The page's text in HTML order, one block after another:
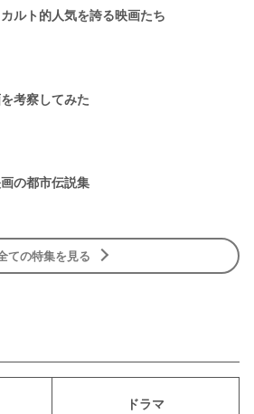
カルト的人気を誇る映画たち
考察してみた
の都市伝説集
ての特集を見る
ドラマ